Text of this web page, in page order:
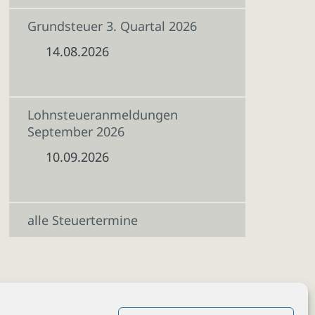
Grundsteuer 3. Quartal 2026
14.08.2026
Lohnsteueranmeldungen
September 2026
10.09.2026
alle Steuertermine